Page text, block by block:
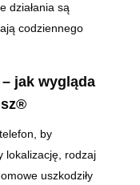
działania są
codziennego
jak wygląda
by
lokalizację, rodzaj
uszkodziły